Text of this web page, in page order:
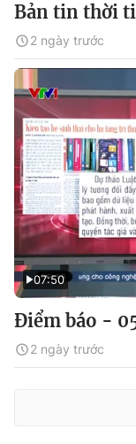
Bản tin thời
2 ngày trước
07:50
Điểm báo -
2 ngày trước